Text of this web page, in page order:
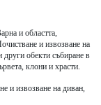
и областта,
и извозване на
обекти събиране в
клони и храсти.
и извозване на диван,